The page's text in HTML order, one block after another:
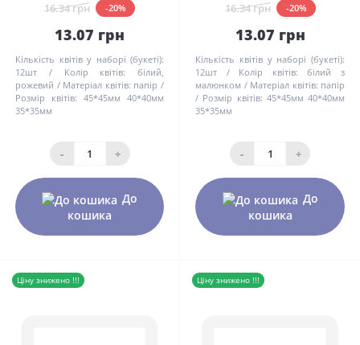
16.34 грн -20%
13.07 грн
Кількість квітів у наборі (букеті):
12шт
Колір квітів:
білий,
рожевий
Матеріал квітів: папір
Розмір квітів: 45*45мм 40*40мм
35*35мм
- +
До
кошика
16.34 грн -20%
13.07 грн
Кількість квітів у наборі (букеті):
12шт
Колір квітів:
білий з
малюнком
Матеріал квітів: папір
Розмір квітів: 45*45мм 40*40мм
35*35мм
- +
До
кошика
Ціну знижено !!! Ціну знижено !!!